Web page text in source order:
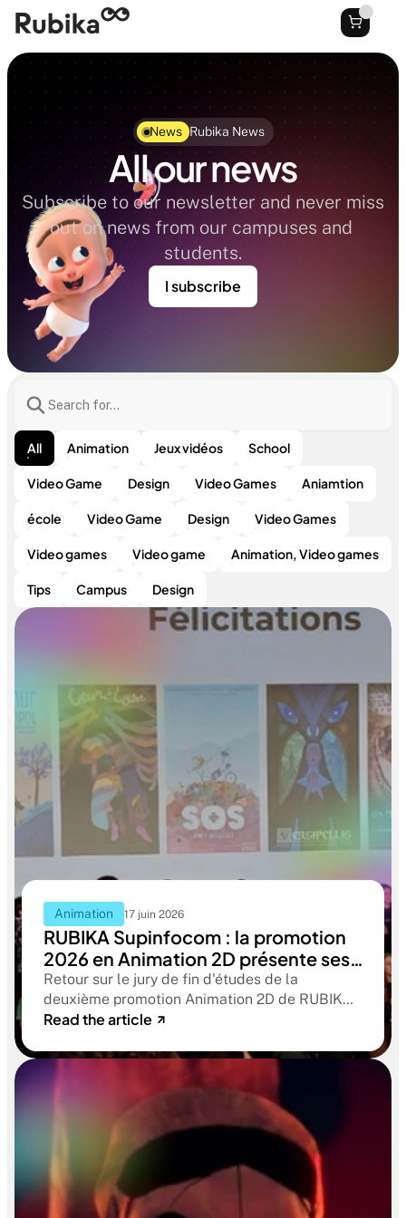
News Rubika News
All our news
Subscribe to our newsletter and never miss
out on news from our campuses and
students.
I subscribe
All Animation Jeux vidéos School
Video Game Design Video Games Aniamtion
école Video Game Design Video Games
Video games Video game Animation, Video games
Tips Campus Design
Animation 17 juin 2026
RUBIKA Supinfocom : la promotion
2026 en Animation 2D présente ses
films de fin d'études
Retour sur le jury de fin d'études de la
deuxième promotion Animation 2D de RUBIKA
Supinfocom. Six courts-métrages, un jury
aboutissant à des œuvres remarquables
Read the article